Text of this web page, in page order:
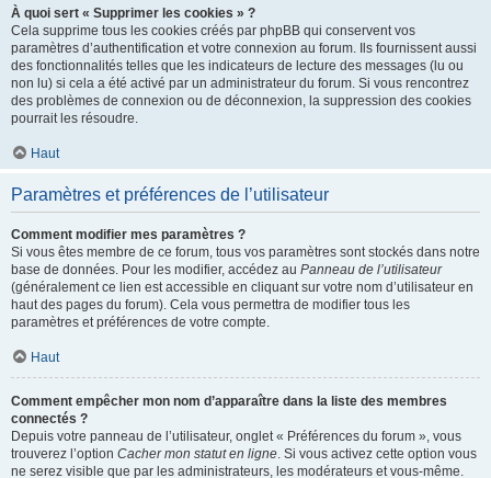
À quoi sert « Supprimer les cookies » ?
Cela supprime tous les cookies créés par phpBB qui conservent vos
paramètres d’authentification et votre connexion au forum. Ils fournissent aussi
des fonctionnalités telles que les indicateurs de lecture des messages (lu ou
non lu) si cela a été activé par un administrateur du forum. Si vous rencontrez
des problèmes de connexion ou de déconnexion, la suppression des cookies
pourrait les résoudre.
Haut
Paramètres et préférences de l’utilisateur
Comment modifier mes paramètres ?
Si vous êtes membre de ce forum, tous vos paramètres sont stockés dans notre
base de données. Pour les modifier, accédez au Panneau de l’utilisateur
(généralement ce lien est accessible en cliquant sur votre nom d’utilisateur en
haut des pages du forum). Cela vous permettra de modifier tous les
paramètres et préférences de votre compte.
Haut
Comment empêcher mon nom d’apparaître dans la liste des membres
connectés ?
Depuis votre panneau de l’utilisateur, onglet « Préférences du forum », vous
trouverez l’option Cacher mon statut en ligne. Si vous activez cette option vous
ne serez visible que par les administrateurs, les modérateurs et vous-même.